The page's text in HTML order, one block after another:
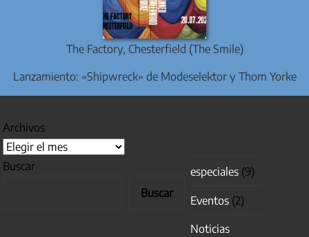
The Factory, Chesterfield (The Smile)
Lanzamiento: «Shipwreck» de Modeselektor y Thom Yorke
Archivos
Buscar
Buscar
especiales (9)
Eventos (2)
Noticias